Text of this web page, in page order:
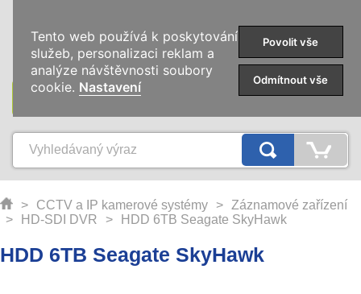
KATEGORIE
> CCTV a IP kamerové systémy >
Záznamové zařízení
>
HD-SDI DVR > HDD 6TB Seagate SkyHawk
HDD 6TB Seagate SkyHawk
Tento web používá k poskytování
služeb, personalizaci reklam a
analýze návštěvnosti soubory
cookie. Nastavení
Povolit vše
Odmítnout vše